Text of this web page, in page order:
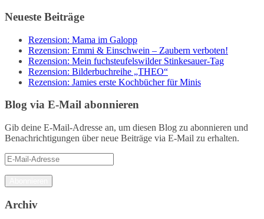
Neueste Beiträge
Rezension: Mama im Galopp
Rezension: Emmi & Einschwein – Zaubern verboten!
Rezension: Mein fuchsteufelswilder Stinkesauer-Tag
Rezension: Bilderbuchreihe „THEO“
Rezension: Jamies erste Kochbücher für Minis
Blog via E-Mail abonnieren
Gib deine E-Mail-Adresse an, um diesen Blog zu abonnieren und
Benachrichtigungen über neue Beiträge via E-Mail zu erhalten.
E-
Mail-
Adresse
Archiv